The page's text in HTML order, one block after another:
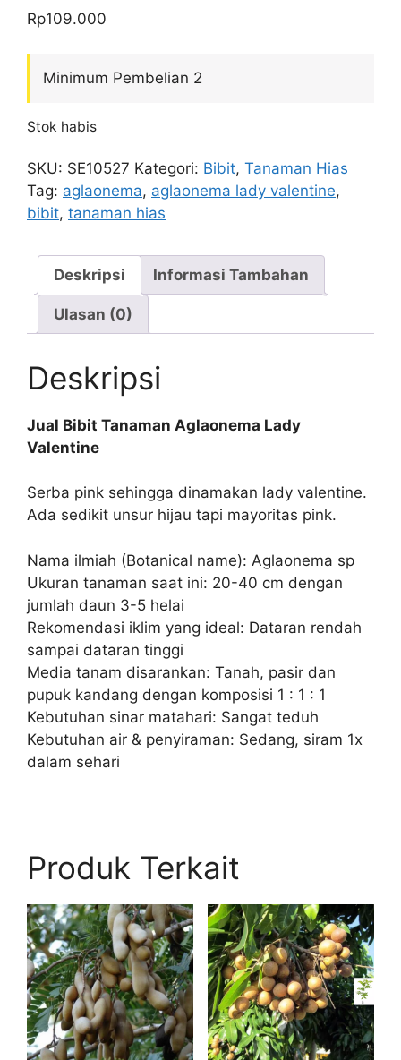
Rp109.000
Minimum Pembelian 2
Stok habis
SKU: SE10527 Kategori: Bibit, Tanaman Hias
Tag: aglaonema, aglaonema lady valentine,
bibit, tanaman hias
Deskripsi Informasi Tambahan
Ulasan (0)
Deskripsi
Jual Bibit Tanaman Aglaonema Lady
Valentine
Serba pink sehingga dinamakan lady valentine.
Ada sedikit unsur hijau tapi mayoritas pink.
Nama ilmiah (Botanical name): Aglaonema sp
Ukuran tanaman saat ini: 20-40 cm dengan
jumlah daun 3-5 helai
Rekomendasi iklim yang ideal: Dataran rendah
sampai dataran tinggi
Media tanam disarankan: Tanah, pasir dan
pupuk kandang dengan komposisi 1 : 1 : 1
Kebutuhan sinar matahari: Sangat teduh
Kebutuhan air & penyiraman: Sedang, siram 1x
dalam sehari
Produk Terkait